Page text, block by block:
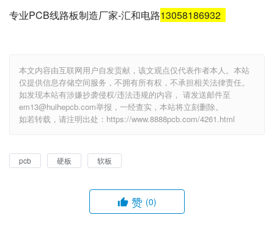
专业PCB线路板制造厂家-汇和电路13058186932
本文内容由互联网用户自发贡献，该文观点仅代表作者本人。本站
仅提供信息存储空间服务，不拥有所有权，不承担相关法律责任。
如发现本站有涉嫌抄袭侵权/违法违规的内容， 请发送邮件至
em13@huihepcb.com举报，一经查实，本站将立刻删除。
如若转载，请注明出处：https://www.8888pcb.com/4261.html
pcb 硬板 软板
赞 (0)